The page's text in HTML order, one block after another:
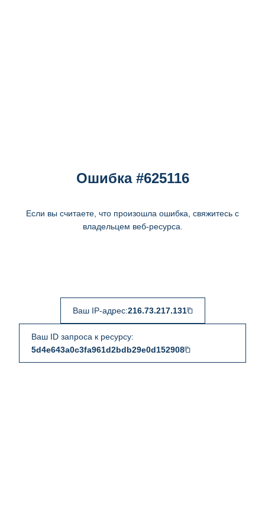
Ошибка #625116
Если вы считаете, что произошла ошибка, свяжитесь с
владельцем веб-ресурса.
Ваш IP-адрес:216.73.217.131
Ваш ID запроса к ресурсу:
5d4e643a0c3fa961d2bdb29e0d152908